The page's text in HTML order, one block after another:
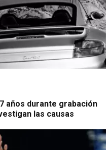
años durante grabación
las causas